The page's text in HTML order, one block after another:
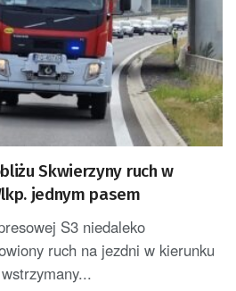
Skwierzyny ruch w
jednym pasem
S3 niedaleko
ruch na jezdni w kierunku